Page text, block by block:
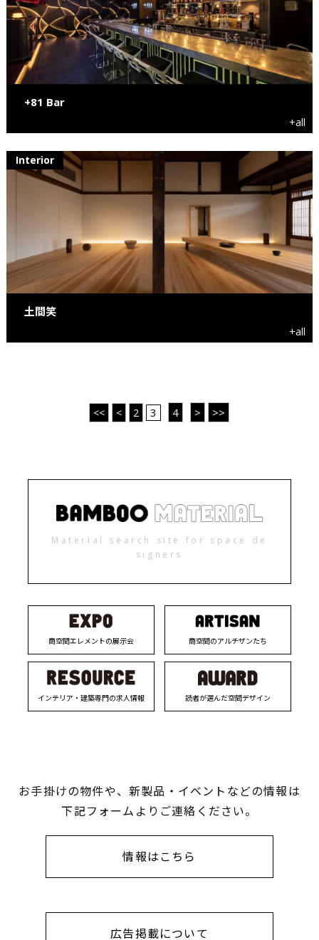
+81 Bar
+all
Interior
土間笑
+all
<< < 2 3 4 > >>
Material search site for space de
signers
商空間エレメントの展示会 商空間のアルチザンたち
インテリア・建築専門の求人情報 読者が選んだ空間デザイン
お手掛けの物件や、新製品・イベントなどの情報は
下記フォームよりご連絡ください。
情報はこちら
広告掲載について